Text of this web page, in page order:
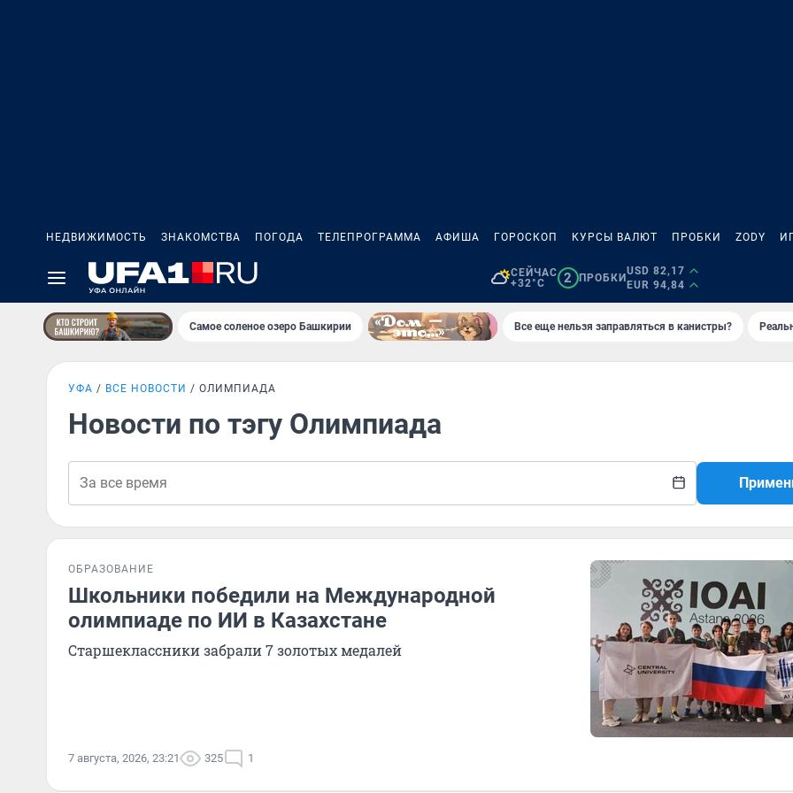
НЕДВИЖИМОСТЬ ЗНАКОМСТВА ПОГОДА ТЕЛЕПРОГРАММА АФИША ГОРОСКОП КУРСЫ ВАЛЮТ ПРОБКИ ZODY
СЕЙЧАС
+32°C
2 ПРОБКИ
USD 82,17
EUR 94,84
Самое соленое озеро Башкирии Все еще нельзя заправляться в канистры?
УФА ВСЕ НОВОСТИ ОЛИМПИАДА
Новости по тэгу Олимпиада
ОБРАЗОВАНИЕ
Школьники победили на Международной
олимпиаде по ИИ в Казахстане
Старшеклассники забрали 7 золотых медалей
7 августа, 2026, 23:21 325 1